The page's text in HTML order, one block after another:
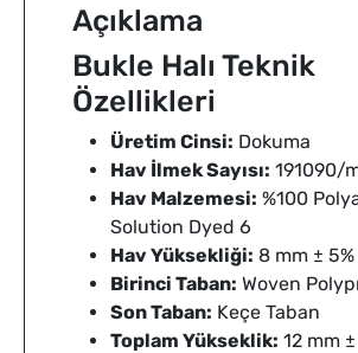
Açıklama
Bukle Halı Teknik
Özellikleri
Üretim Cinsi: Dokuma
Hav İlmek Sayısı: 191090/
Hav Malzemesi: %100
Solution Dyed 6
Hav Yüksekliği: 8 mm ± 5%
Birinci Taban: Woven
Son Taban: Keçe Taban
Toplam Yükseklik: 12 mm